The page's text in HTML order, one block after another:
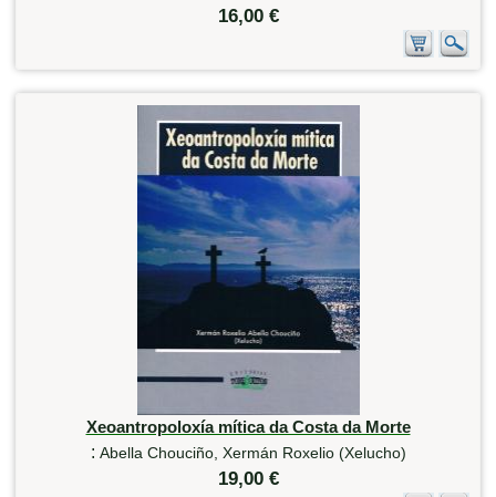
16,00 €
Xeoantropoloxía mítica da Costa da Morte
: Abella Chouciño, Xermán Roxelio (Xelucho)
19,00 €